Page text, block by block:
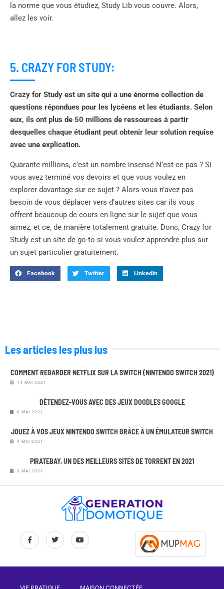
la norme que vous étudiez, Study Lib vous couvre. Alors,
allez les voir.
5. CRAZY FOR STUDY:
Crazy for Study est un site qui a une énorme collection de
questions répondues pour les lycéens et les étudiants. Selon
eux, ils ont plus de 50 millions de ressources à partir
desquelles chaque étudiant peut obtenir leur solution requise
avec une explication.
Quarante millions, c’est un nombre insensé N’est-ce pas ? Si
vous avez terminé vos devoirs et que vous voulez en
explorer davantage sur ce sujet ? Alors vous n’avez pas
besoin de vous déplacer vers d’autres sites car ils vous
offrent beaucoup de cours en ligne sur le sujet que vous
aimez, et ce, de manière totalement gratuite. Donc, Crazy for
Study est un site de go-to si vous voulez apprendre plus sur
un sujet particulier gratuitement.
Facebook Twitter LinkedIn
Les articles les plus lus
COMMENT REGARDER NETFLIX SUR LA SWITCH (NINTENDO SWITCH 2021)
14 MAI 2021
DÉTENDEZ-VOUS AVEC DES JEUX DOODLES GOOGLE
6 MAI 2021
JOUEZ À VOS JEUX NINTENDO SWITCH GRÂCE À UN ÉMULATEUR SWITCH
4 MAI 2021
PIRATEBAY, UN DES MEILLEURS SITES DE TORRENT EN 2021
3 MAI 2021